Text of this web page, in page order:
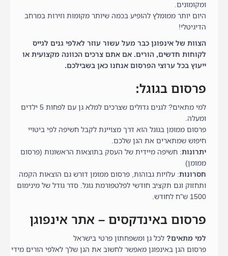
ומקומונים.
היום יותר ממומלץ להופיע בכמה שיותר מקומות וזירות במרחב
הדיגיטלי!
הצוות של אינפוגן כבר מעל עשור עוזר לאלפי גנים לגייס
לקוחות חדשים, הורים. אם אתם צרכים הכוונה מקצועית או
ייעוץ בכל ערוצי הפרסום אנחנו כאן בשבילכם.
פרסום בגוגל:
למי מתאים? לגנים גדולים שצרכים למלא גן עם לפחות 5 ילדים
ומעלה.
פרסום ממומן בגוגל הוא דרך מצויינת לקבל חשיפה לפי ביטויי
חיפוש שמתארים את הגן שלכם.
יתרונות: חשיפה מיידית של העסק בתוצאות הראשונות (פרסום
ממומן)
חסרונות: עלויות גבוהות, פרסום ממומן דורש גם הוצאות הקמה
ותחזוק וגם תקציב חודשי לפלטפורמת גוגל. סדר גודל של מינימום
1500 ש"ח לחודש.
פרסום באינדקסים – אתר אינפוגן
למי מתאים?לכל גן ומשפחתון פרטי בישראל
פרסום הגן באינפוגן מאפשר לחשוב את הגן שלך לאלפי הורים מידי